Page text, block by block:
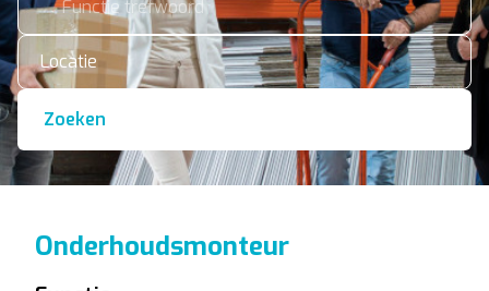
Locatie
Zoeken
Onderhoudsmonteur